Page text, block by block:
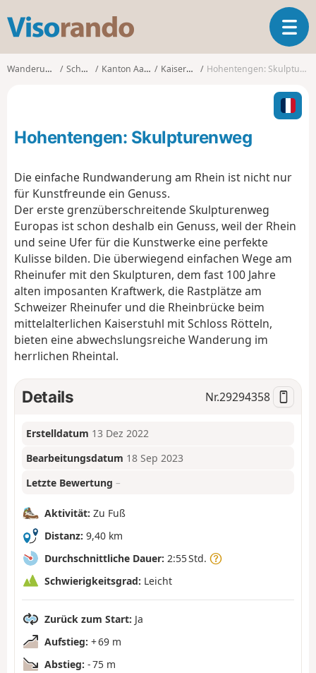
s
o
o
T
o
g
l
n
g
i
n
Wanderungen Schweiz Kanton Aargau Kaiserstuhl Hohentengen: Skulpturenweg
Hohentengen: Skulpturenweg
Die einfache Rundwanderung am Rhein ist nicht nur
für Kunstfreunde ein Genuss.
Der erste grenzüberschreitende Skulpturenweg
Europas ist schon deshalb ein Genuss, weil der Rhein
und seine Ufer für die Kunstwerke eine perfekte
Kulisse bilden. Die überwiegend einfachen Wege am
Rheinufer mit den Skulpturen, dem fast 100 Jahre
alten imposanten Kraftwerk, die Rastplätze am
Schweizer Rheinufer und die Rheinbrücke beim
mittelalterlichen Kaiserstuhl mit Schloss Rötteln,
bieten eine abwechslungsreiche Wanderung im
herrlichen Rheintal.
Details Nr.29294358
Erstelldatum 13 Dez 2022
Bearbeitungsdatum 18 Sep 2023
Letzte Bewertung –
Aktivität: Zu Fuß
Distanz: 9,40 km
Durchschnittliche Dauer: 2:55 Std.
Schwierigkeitsgrad: Leicht
Zurück zum Start: Ja
Aufstieg: + 69 m
Abstieg: - 75 m